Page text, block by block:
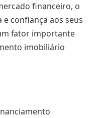
financeiro, o
e confiança aos seus
fator importante
imobiliário